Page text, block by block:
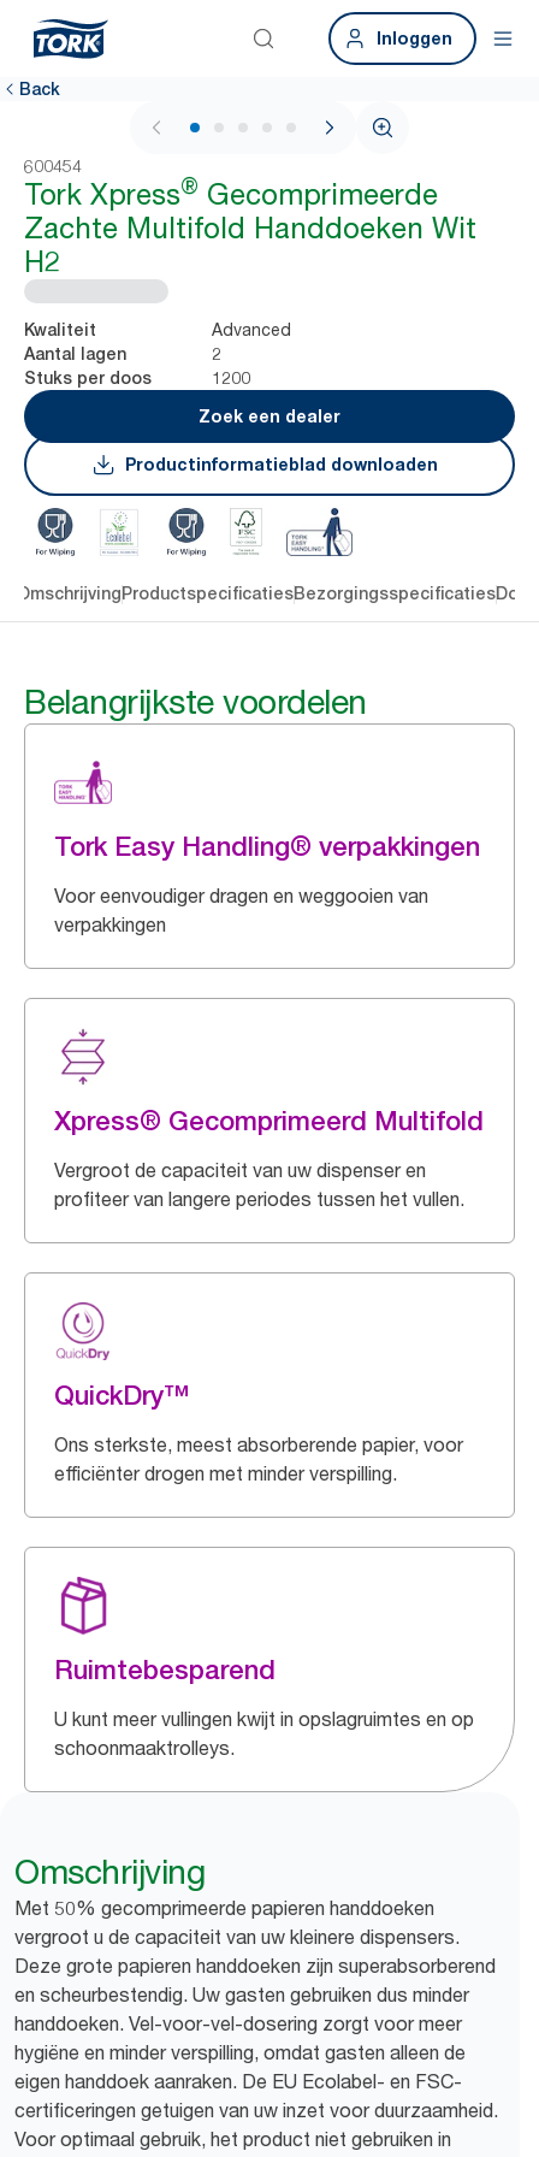
Inloggen
Back
1 / 7
600454
Tork Xpress® Gecomprimeerde
Zachte Multifold Handdoeken Wit
H2
Kwaliteit Advanced
Aantal lagen 2
Stuks per doos
1200
Zoek een dealer
Productinformatieblad downloaden
OmschrijvingProductspecificatiesBezorgingsspecificaties
Belangrijkste voordelen
Tork Easy Handling® verpakkingen
Voor eenvoudiger dragen en weggooien van
verpakkingen
Xpress® Gecomprimeerd Multifold
Vergroot de capaciteit van uw dispenser en
profiteer van langere periodes tussen het vullen.
QuickDry™
Ons sterkste, meest absorberende papier, voor
efficiënter drogen met minder verspilling.
Ruimtebesparend
U kunt meer vullingen kwijt in opslagruimtes en op
schoonmaaktrolleys.
Omschrijving
Met 50% gecomprimeerde papieren handdoeken
vergroot u de capaciteit van uw kleinere dispensers.
Deze grote papieren handdoeken zijn superabsorberend
en scheurbestendig. Uw gasten gebruiken dus minder
handdoeken. Vel-voor-vel-dosering zorgt voor meer
hygiëne en minder verspilling, omdat gasten alleen de
eigen handdoek aanraken. De EU Ecolabel- en FSC-
certificeringen getuigen van uw inzet voor duurzaamheid.
Voor optimaal gebruik, het product niet gebruiken in